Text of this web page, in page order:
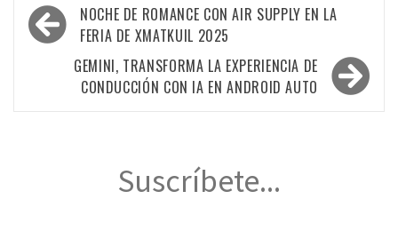
Navegación
de
entradas
NOCHE DE ROMANCE CON AIR SUPPLY EN LA
FERIA DE XMATKUIL 2025
GEMINI, TRANSFORMA LA EXPERIENCIA DE
CONDUCCIÓN CON IA EN ANDROID AUTO
Suscríbete...